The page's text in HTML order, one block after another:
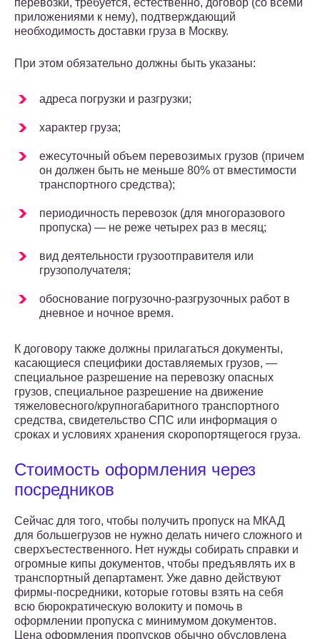
перевозки, требуется, естественно, договор (со всеми
приложениями к нему), подтверждающий
необходимость доставки груза в Москву.
При этом обязательно должны быть указаны:
адреса погрузки и разгрузки;
характер груза;
ежесуточный объем перевозимых грузов (причем
он должен быть не меньше 80% от вместимости
транспортного средства);
периодичность перевозок (для многоразового
пропуска) — не реже четырех раз в месяц;
вид деятельности грузоотправителя или
грузополучателя;
обоснование погрузочно-разгрузочных работ в
дневное и ночное время.
К договору также должны прилагаться документы,
касающиеся специфики доставляемых грузов, —
специальное разрешение на перевозку опасных
грузов, специальное разрешение на движение
тяжеловесного/крупногабаритного транспортного
средства, свидетельство СПС или информация о
сроках и условиях хранения скоропортящегося груза.
Стоимость оформления через
посредников
Сейчас для того, чтобы получить пропуск на МКАД
для большегрузов не нужно делать ничего сложного и
сверхъестественного. Нет нужды собирать справки и
огромные кипы документов, чтобы предъявлять их в
транспортный департамент. Уже давно действуют
фирмы-посредники, которые готовы взять на себя
всю бюрократическую волокиту и помочь в
оформлении пропуска с минимумом документов.
Цена оформления пропусков обычно обусловлена